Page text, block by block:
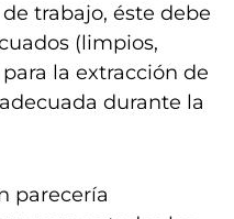
trabajo, éste debe
(limpios,
la extracción de
durante la
parecería